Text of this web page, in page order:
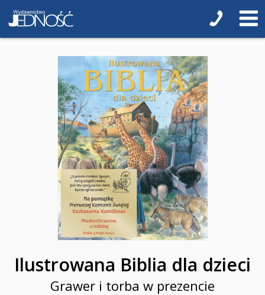
Teologia
NOWOŚCI
ZAPOWIEDZI
QUIZY, ŁAMIGŁÓWKI TERAZ -35% TANIEJ
KAKADU - książki interaktywne z piórem
JUPI JO! - książki kartonowe dla najmłodszych
Adwent i Boże Narodzenie
Baśnie, bajki
Ilustrowana Biblia dla dzieci
Grawer i torba w prezencie